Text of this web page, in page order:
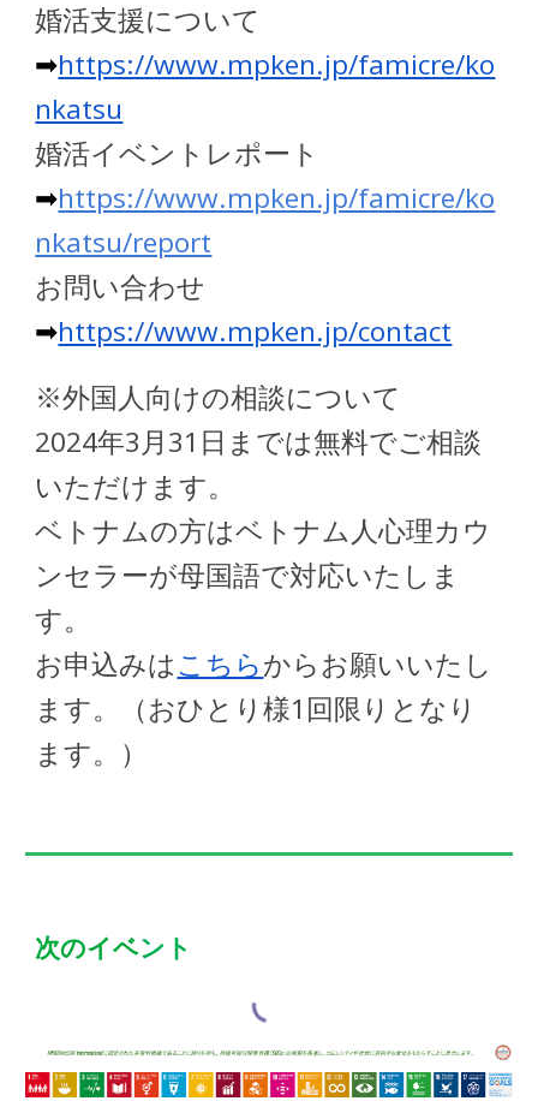
婚活支援について
➡https://www.mpken.jp/famicre/ko
nkatsu
婚活イベントレポート
➡https://www.mpken.jp/famicre/ko
nkatsu/report
お問い合わせ
➡https://www.mpken.jp/contact
※外国人向けの相談について
2024年3月31日までは無料でご相談
いただけます。
ベトナムの方はベトナム人心理カウ
ンセラーが母国語で対応いたしま
す。
お申込みはこちらからお願いいたし
ます。（おひとり様1回限りとなり
ます。）
次のイベント